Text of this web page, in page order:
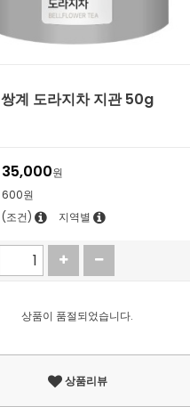
쌍계 도라지차 지관 50g
35,000원
600원
(조건) 지역별
상품이 품절되었습니다.
상품리뷰